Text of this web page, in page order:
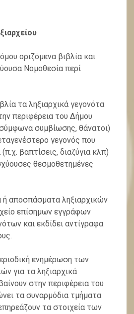
οριζόμενα βιβλία και
Νομοθεσία περί
τα ληξιαρχικά γεγονότα
περιφέρεια του Δήμου
σύμφωνα συμβίωσης, θάνατοι)
γεγονός που
βαπτίσεις, διαζύγια κλπ)
θεσμοθετημένες
ή αποσπάσματα ληξιαρχικών
επίσημων εγγράφων
και εκδίδει αντίγραφα
ενημέρωση των
για τα ληξιαρχικά
στην περιφέρεια του
τα συναρμόδια τμήματα
τα στοιχεία των